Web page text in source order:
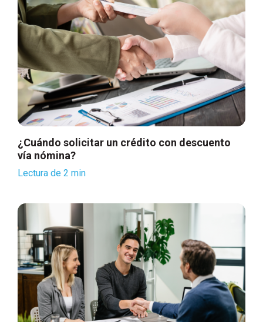
¿Cuándo solicitar un crédito con descuento
vía nómina?
Lectura de 2 min